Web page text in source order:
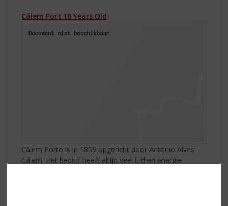
Cálem Port 10 Years Old
Cálem Porto is in 1859 opgericht door António Alves
Cálem. Het bedrijf heeft altijd veel tijd en energie